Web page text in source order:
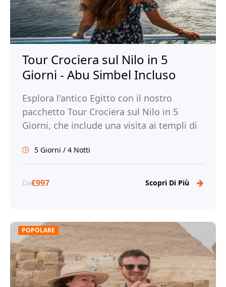
Tour Crociera sul Nilo in 5
Giorni - Abu Simbel Incluso
Esplora l'antico Egitto con il nostro
pacchetto Tour Crociera sul Nilo in 5
Giorni, che include una visita ai templi di
5 Giorni / 4 Notti
Da€997 Scopri Di Più
POPOLARE